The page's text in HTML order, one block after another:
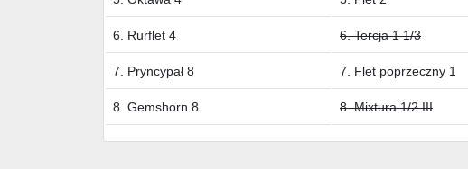
6. Rurflet 4 6. Tercja 1 1/3
7. Pryncypał 8 7. Flet poprzeczny 1
8. Gemshorn 8 8. Mixtura 1/2 III